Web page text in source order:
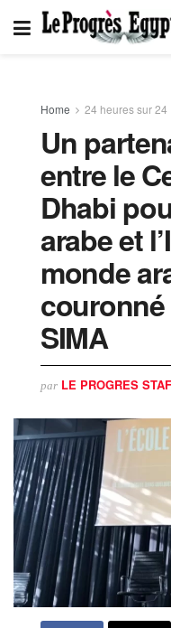
Home 24 heures sur 24
Un
entre le
Dhabi
arabe et
monde
SIMA
par LE PROGRES